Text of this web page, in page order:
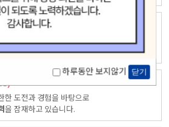
하루동안 보지않기 닫기
니다.
한 도전과 경험을 바탕으로
을 잠재하고 있습니다.